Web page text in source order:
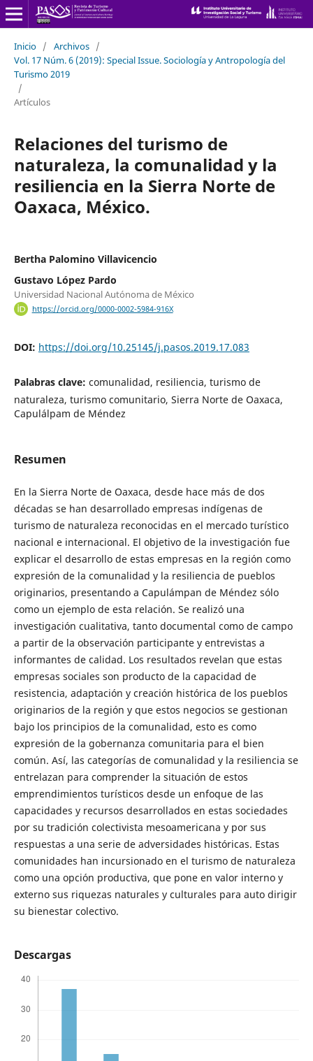
Inicio / Archivos /
Vol. 17 Núm. 6 (2019): Special Issue. Sociología y Antropología del
Turismo 2019
/
Artículos
Relaciones del turismo de
naturaleza, la comunalidad y la
resiliencia en la Sierra Norte de
Oaxaca, México.
Bertha Palomino Villavicencio
Gustavo López Pardo
Universidad Nacional Autónoma de México
https://orcid.org/0000-0002-5984-916X
DOI: https://doi.org/10.25145/j.pasos.2019.17.083
Palabras clave: comunalidad, resiliencia, turismo de
naturaleza, turismo comunitario, Sierra Norte de Oaxaca,
Capulálpam de Méndez
Resumen
En la Sierra Norte de Oaxaca, desde hace más de dos
décadas se han desarrollado empresas indígenas de
turismo de naturaleza reconocidas en el mercado turístico
nacional e internacional. El objetivo de la investigación fue
explicar el desarrollo de estas empresas en la región como
expresión de la comunalidad y la resiliencia de pueblos
originarios, presentando a Capulámpan de Méndez sólo
como un ejemplo de esta relación. Se realizó una
investigación cualitativa, tanto documental como de campo
a partir de la observación participante y entrevistas a
informantes de calidad. Los resultados revelan que estas
empresas sociales son producto de la capacidad de
resistencia, adaptación y creación histórica de los pueblos
originarios de la región y que estos negocios se gestionan
bajo los principios de la comunalidad, esto es como
expresión de la gobernanza comunitaria para el bien
común. Así, las categorías de comunalidad y la resiliencia se
entrelazan para comprender la situación de estos
emprendimientos turísticos desde un enfoque de las
capacidades y recursos desarrollados en estas sociedades
por su tradición colectivista mesoamericana y por sus
respuestas a una serie de adversidades históricas. Estas
comunidades han incursionado en el turismo de naturaleza
como una opción productiva, que pone en valor interno y
externo sus riquezas naturales y culturales para auto dirigir
su bienestar colectivo.
Descargas